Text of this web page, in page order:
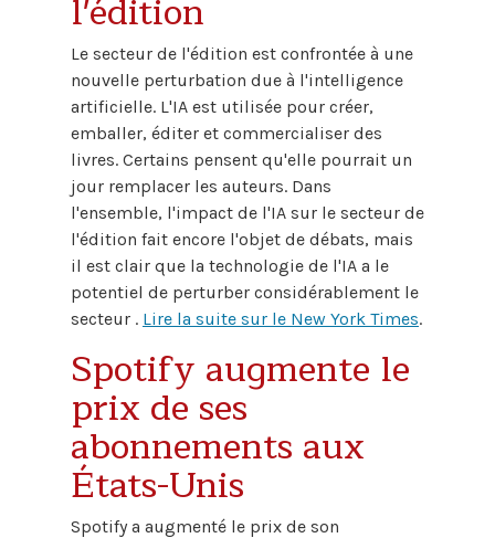
l'édition
Le secteur de l'édition est confrontée à une
nouvelle perturbation due à l'intelligence
artificielle. L'IA est utilisée pour créer,
emballer, éditer et commercialiser des
livres. Certains pensent qu'elle pourrait un
jour remplacer les auteurs. Dans
l'ensemble, l'impact de l'IA sur le secteur de
l'édition fait encore l'objet de débats, mais
il est clair que la technologie de l'IA a le
potentiel de perturber considérablement le
secteur . Lire la suite sur le New York Times.
Spotify augmente le
prix de ses
abonnements aux
États-Unis
Spotify a augmenté le prix de son